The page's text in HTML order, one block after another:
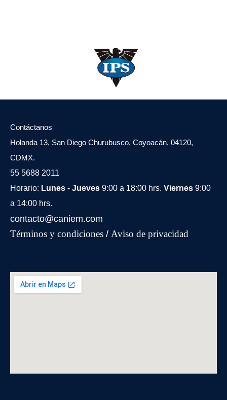
Contáctanos
Holanda 13, San Diego Churubusco, Coyoacán, 04120,
CDMX.
55 5688 2011
Horario: Lunes - Jueves 9:00 a 18:00 hrs. Viernes 9:00
a 14:00 hrs.
contacto@caniem.com
Términos y condiciones / Aviso de privacidad